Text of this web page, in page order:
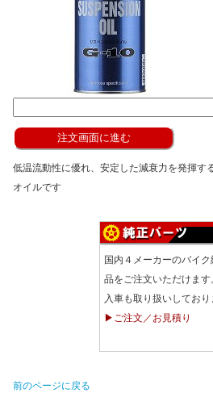
低温流動性に優れ、安定した減衰力を発揮す
オイルです
国内４メーカーのバイク
品をご注文いただけます
入車も取り扱いしており
▶ご注文／お見積り
前のページに戻る